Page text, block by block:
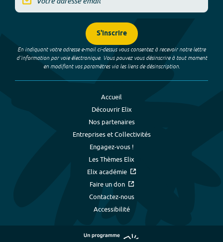
S'inscrire
En indiquant votre adresse e-mail ci-dessus vous consentez à recevoir notre lettre
d’information par voie électronique. Vous pouvez vous désinscrire à tout moment
en modifiant vos paramètres via les liens de désinscription.
Accueil
Découvrir Elix
Nos partenaires
Entreprises et Collectivités
Engagez-vous !
Les Thèmes Elix
Elix académie
Faire un don
Contactez-nous
Accessibilité